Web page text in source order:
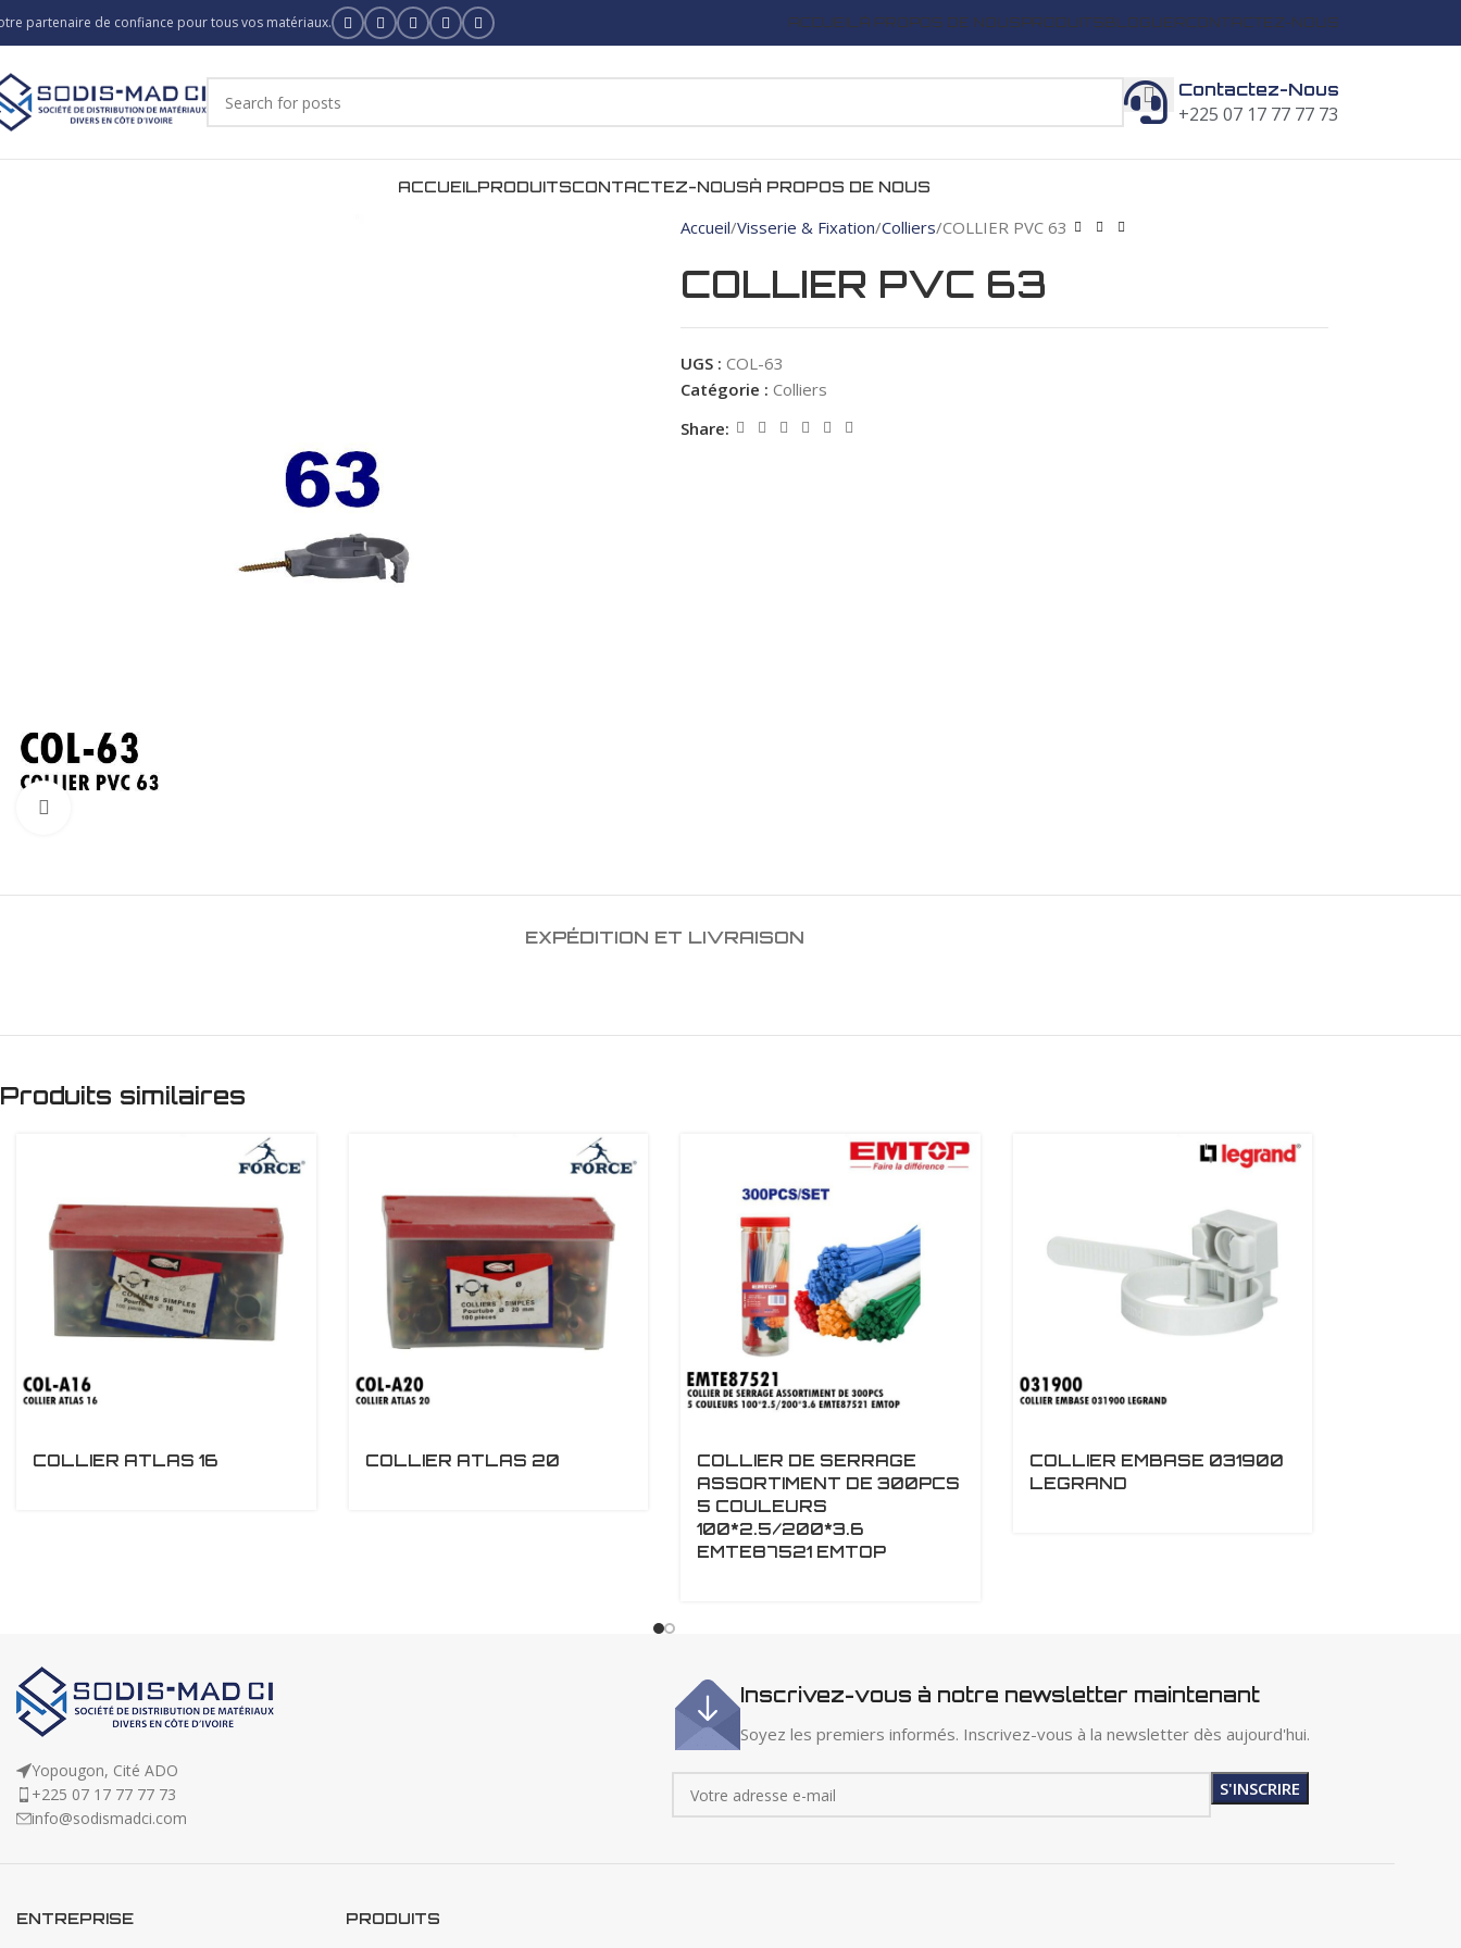
partenaire de confiance pour tous vos matériaux. ACCUEILÀ PROPOS DE NOUSPRODUITSBLOGUERCONTACTEZ-NOUS
Contactez-Nous
+225 07 17 77 77 73
ACCUEILPRODUITSCONTACTEZ-NOUSÀ PROPOS DE NOUS
Accueil Visserie & Fixation Colliers COLLIER PVC 63
COLLIER PVC 63
UGS : COL-63
Catégorie : Colliers
Share:
EXPÉDITION ET LIVRAISON
Produits similaires
COLLIER ATLAS 16 COLLIER ATLAS 20
COLLIER DE SERRAGE
ASSORTIMENT DE 300PCS
5 COULEURS
100*2.5/200*3.6
EMTE87521 EMTOP
COLLIER EMBASE 031900
LEGRAND
Yopougon, Cité ADO
+225 07 17 77 77 73
info@sodismadci.com
Inscrivez-vous à notre newsletter maintenant
Soyez les premiers informés. Inscrivez-vous à la newsletter dès aujourd'hui.
ENTREPRISE PRODUITS